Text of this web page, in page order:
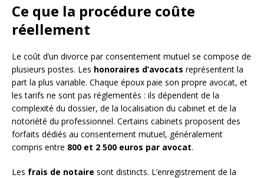
Ce que la procédure coûte
réellement
Le coût d’un divorce par consentement mutuel se compose de
plusieurs postes. Les honoraires d’avocats représentent la
part la plus variable. Chaque époux paie son propre avocat, et
les tarifs ne sont pas réglementés : ils dépendent de la
complexité du dossier, de la localisation du cabinet et de la
notoriété du professionnel. Certains cabinets proposent des
forfaits dédiés au consentement mutuel, généralement
compris entre 800 et 2 500 euros par avocat.
Les frais de notaire sont distincts. L’enregistrement de la